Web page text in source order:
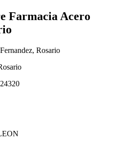
Farmacia Acero
Rosario